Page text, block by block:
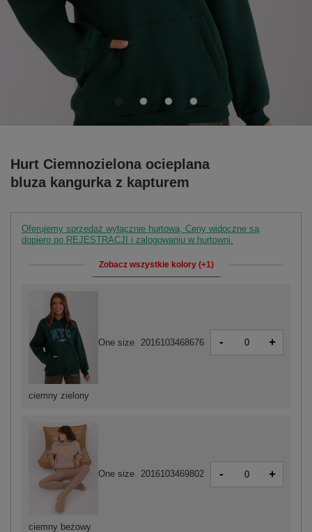
Hurt Ciemnozielona ocieplana
bluza kangurka z kapturem
Oferujemy sprzedaż wyłącznie hurtową. Ceny widoczne są
dopiero po REJESTRACJI i zalogowaniu w hurtowni.
Zobacz wszystkie kolory (+1)
ciemny beżowy
One size 2016103469802 - +
ciemny zielony
One size 2016103468676 - +